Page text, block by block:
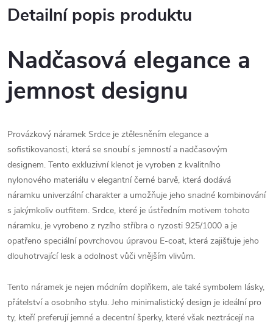
Detailní popis produktu
Nadčasová elegance a
jemnost designu
Provázkový náramek Srdce je ztělesněním elegance a
sofistikovanosti, která se snoubí s jemností a nadčasovým
designem. Tento exkluzivní klenot je vyroben z kvalitního
nylonového materiálu v elegantní černé barvě, která dodává
náramku univerzální charakter a umožňuje jeho snadné kombinování
s jakýmkoliv outfitem. Srdce, které je ústředním motivem tohoto
náramku, je vyrobeno z ryzího stříbra o ryzosti 925/1000 a je
opatřeno speciální povrchovou úpravou E-coat, která zajišťuje jeho
dlouhotrvající lesk a odolnost vůči vnějším vlivům.
Tento náramek je nejen módním doplňkem, ale také symbolem lásky,
přátelství a osobního stylu. Jeho minimalistický design je ideální pro
ty, kteří preferují jemné a decentní šperky, které však neztrácejí na